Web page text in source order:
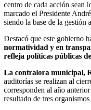
centro de cada acción sean
marcado el Presidente
siendo la base de la gestión
Destacó que este gobierno
normatividad y en
refleja políticas públicas
La contralora municipal,
auditorías se realizan al
corresponden al año
resultado de tres